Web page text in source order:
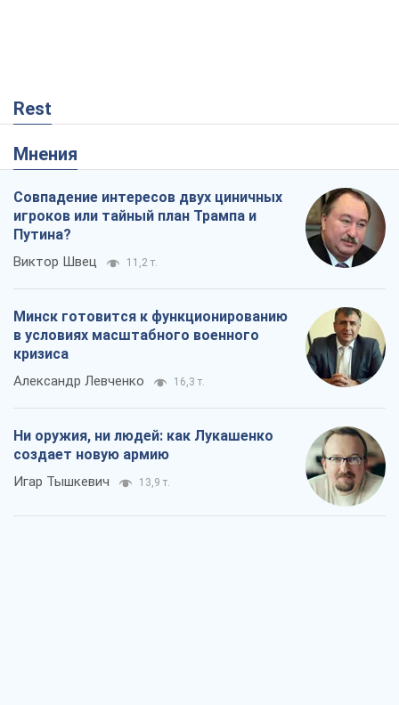
Rest
Мнения
Совпадение интересов двух циничных
игроков или тайный план Трампа и
Путина?
Виктор Швец 11,2 т.
Минск готовится к функционированию
в условиях масштабного военного
кризиса
Александр Левченко 16,3 т.
Ни оружия, ни людей: как Лукашенко
создает новую армию
Игар Тышкевич 13,9 т.